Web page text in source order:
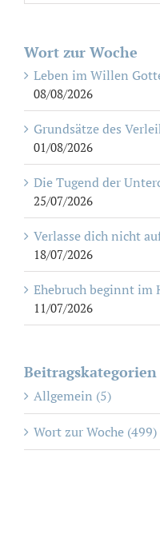
Wort zur Woche
Leben im Willen
08/08/2026
Grundsätze des
01/08/2026
Die Tugend der
25/07/2026
Verlasse dich nicht
18/07/2026
Ehebruch beginnt im
11/07/2026
Beitragskategorien
Allgemein (5)
Wort zur Woche (499)